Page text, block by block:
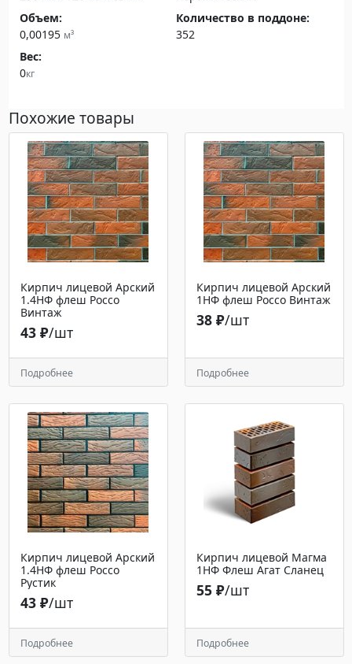
Объем:
0,00195 м³
Вес:
0кг
Количество в поддоне:
352
Похожие товары
Кирпич лицевой Арский
1.4НФ флеш Россо
Винтаж
43 ₽/шт
Подробнее
Кирпич лицевой Арский
1НФ флеш Россо Винтаж
38 ₽/шт
Подробнее
Кирпич лицевой Арский
1.4НФ флеш Россо
Рустик
43 ₽/шт
Подробнее
Кирпич лицевой Магма
1НФ Флеш Агат Сланец
55 ₽/шт
Подробнее